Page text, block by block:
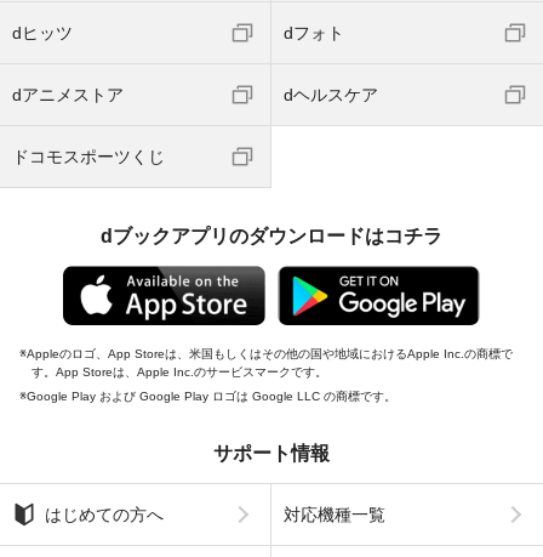
dヒッツ dフォト
dアニメストア dヘルスケア
ドコモスポーツくじ
dブックアプリのダウンロードはコチラ
Appleのロゴ、App Storeは、米国もしくはその他の国や地域におけるApple Inc.の商標で
す。App Storeは、Apple Inc.のサービスマークです。
Google Play および Google Play ロゴは Google LLC の商標です。
サポート情報
はじめての方へ 対応機種一覧